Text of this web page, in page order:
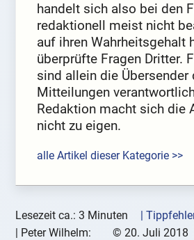
handelt sich also bei den
redaktionell meist nicht
auf ihren Wahrheitsgehalt
überprüfte Fragen Dritter.
sind allein die Übersender
Mitteilungen
Redaktion macht sich die
nicht zu eigen.
alle Artikel dieser Kategorie >>
Lesezeit ca.: 3 Minuten
|
| Peter Wilhelm: © 20. Juli 2018